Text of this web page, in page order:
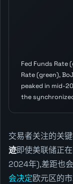
Fed Funds Rate
Rate (green),
peaked in mid-
the
交易者关注的关
迹即使美联储正
2024年),差距也
会决定欧元区的